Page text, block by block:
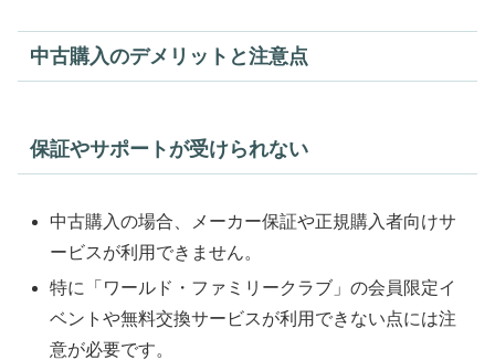
中古購入のデメリットと注意点
保証やサポートが受けられない
中古購入の場合、メーカー保証や正規購入者向けサ
ービスが利用できません。
特に「ワールド・ファミリークラブ」の会員限定イ
ベントや無料交換サービスが利用できない点には注
意が必要です。